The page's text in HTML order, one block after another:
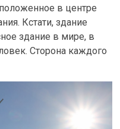
в центре
Кстати, здание
здание в мире, в
Сторона каждого